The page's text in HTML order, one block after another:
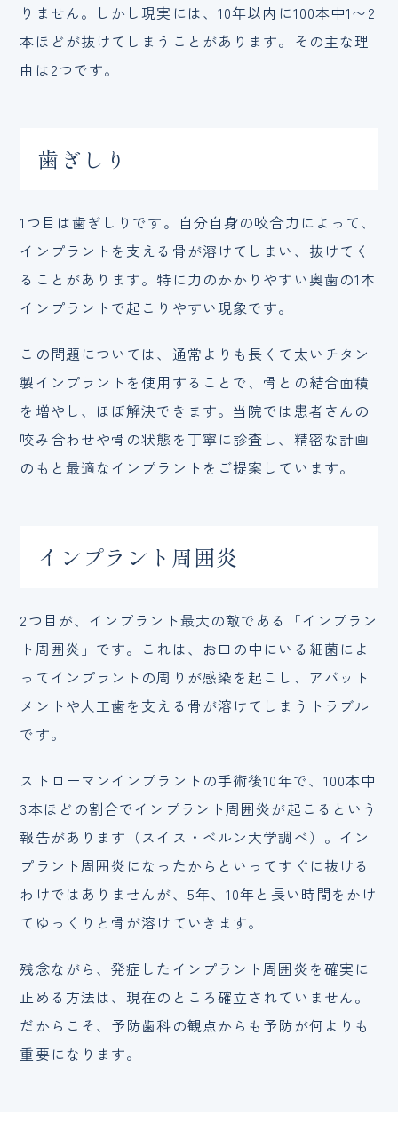
りません。しかし現実には、10年以内に100本中1〜2
本ほどが抜けてしまうことがあります。その主な理
由は2つです。
歯ぎしり
1つ目は歯ぎしりです。自分自身の咬合力によって、
インプラントを支える骨が溶けてしまい、抜けてく
ることがあります。特に力のかかりやすい奥歯の1本
インプラントで起こりやすい現象です。
この問題については、通常よりも長くて太いチタン
製インプラントを使用することで、骨との結合面積
を増やし、ほぼ解決できます。当院では患者さんの
咬み合わせや骨の状態を丁寧に診査し、精密な計画
のもと最適なインプラントをご提案しています。
インプラント周囲炎
2つ目が、インプラント最大の敵である「インプラン
ト周囲炎」です。これは、お口の中にいる細菌によ
ってインプラントの周りが感染を起こし、アバット
メントや人工歯を支える骨が溶けてしまうトラブル
です。
ストローマンインプラントの手術後10年で、100本中
3本ほどの割合でインプラント周囲炎が起こるという
報告があります（スイス・ベルン大学調べ）。イン
プラント周囲炎になったからといってすぐに抜ける
わけではありませんが、5年、10年と長い時間をかけ
てゆっくりと骨が溶けていきます。
残念ながら、発症したインプラント周囲炎を確実に
止める方法は、現在のところ確立されていません。
だからこそ、予防歯科の観点からも予防が何よりも
重要になります。